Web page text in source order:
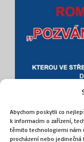
Abychom poskytli co
k informacím o zařízení,
těmito technologiemi nám
procházení nebo